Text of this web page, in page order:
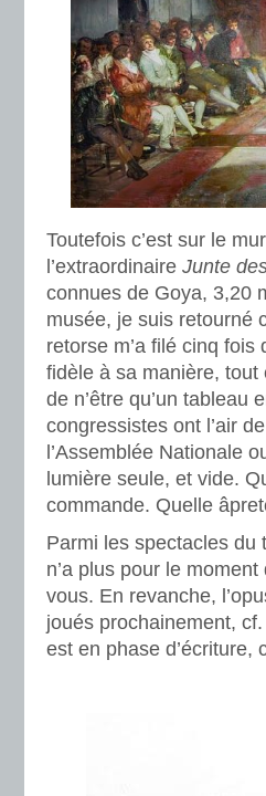
Toutefois c’est sur le
l’extraordinaire Junte
connues de Goya, 3,20
musée, je suis retourné
retorse m’a filé cinq
fidèle à sa manière, tout
de n’être qu’un tableau
congressistes ont l’air
l’Assemblée Nationale
lumière seule, et vide.
commande. Quelle
Parmi les spectacles du
n’a plus pour le
vous. En revanche,
joués prochainement, cf.
est en phase